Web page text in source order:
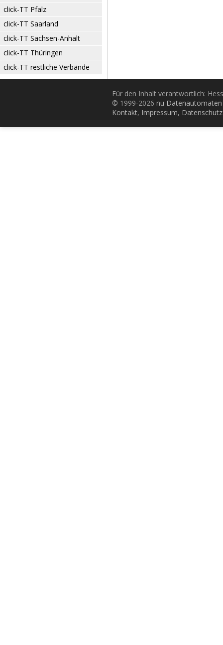
click-TT Pfalz
click-TT Saarland
click-TT Sachsen-Anhalt
click-TT Thüringen
click-TT restliche Verbände
Für den Inhalt verantwortlich:
© 1999-2026 nu
Kontakt, Impressum, Datenschutz